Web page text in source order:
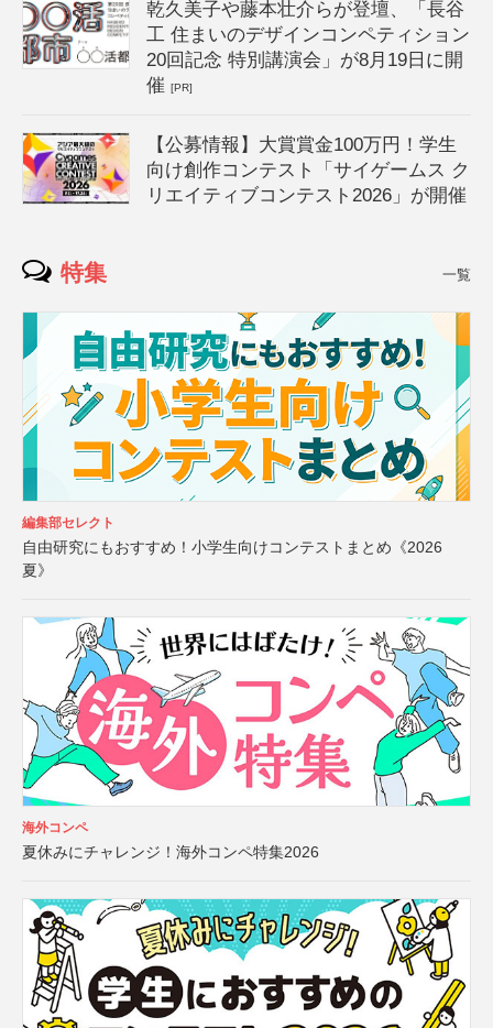
乾久美子や藤本壮介らが登壇、「長谷
工 住まいのデザインコンペティション
20回記念 特別講演会」が8月19日に開
催[PR]
【公募情報】大賞賞金100万円！学生
向け創作コンテスト「サイゲームス ク
リエイティブコンテスト2026」が開催
特集 一覧
編集部セレクト
自由研究にもおすすめ！小学生向けコンテストまとめ《2026
夏》
海外コンペ
夏休みにチャレンジ！海外コンペ特集2026